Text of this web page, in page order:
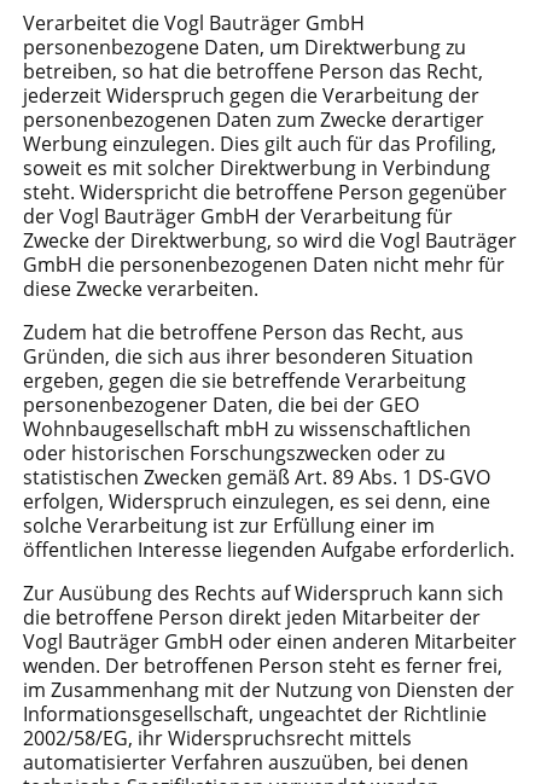
Verarbeitet die Vogl Bauträger GmbH
personenbezogene Daten, um Direktwerbung zu
betreiben, so hat die betroffene Person das Recht,
jederzeit Widerspruch gegen die Verarbeitung der
personenbezogenen Daten zum Zwecke derartiger
Werbung einzulegen. Dies gilt auch für das Profiling,
soweit es mit solcher Direktwerbung in Verbindung
steht. Widerspricht die betroffene Person gegenüber
der Vogl Bauträger GmbH der Verarbeitung für
Zwecke der Direktwerbung, so wird die Vogl Bauträger
GmbH die personenbezogenen Daten nicht mehr für
diese Zwecke verarbeiten.
Zudem hat die betroffene Person das Recht, aus
Gründen, die sich aus ihrer besonderen Situation
ergeben, gegen die sie betreffende Verarbeitung
personenbezogener Daten, die bei der GEO
Wohnbaugesellschaft mbH zu wissenschaftlichen
oder historischen Forschungszwecken oder zu
statistischen Zwecken gemäß Art. 89 Abs. 1 DS-GVO
erfolgen, Widerspruch einzulegen, es sei denn, eine
solche Verarbeitung ist zur Erfüllung einer im
öffentlichen Interesse liegenden Aufgabe erforderlich.
Zur Ausübung des Rechts auf Widerspruch kann sich
die betroffene Person direkt jeden Mitarbeiter der
Vogl Bauträger GmbH oder einen anderen Mitarbeiter
wenden. Der betroffenen Person steht es ferner frei,
im Zusammenhang mit der Nutzung von Diensten der
Informationsgesellschaft, ungeachtet der Richtlinie
2002/58/EG, ihr Widerspruchsrecht mittels
automatisierter Verfahren auszuüben, bei denen